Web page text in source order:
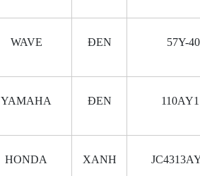
WAVE ĐEN 57Y-
YAMAHA ĐEN
HONDA XANH